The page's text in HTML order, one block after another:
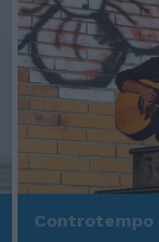
Controtempo